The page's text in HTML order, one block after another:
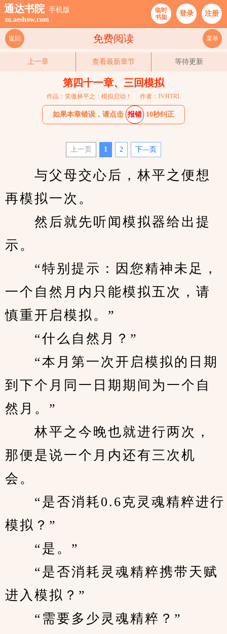
通达书院 手机版
m.aeshow.com
临时
书架
登录 注册
免费阅读
返回 菜单
上一章 查看最新章节 等待更新
第四十一章、三回模拟
作品：笑傲林平之：模拟启动！ 作者：JVHTRL
如果本章错误，请点击 报错 10秒纠正
上一页 1 2 下—页
与父母交心后，林平之便想
再模拟一次。
然后就先听闻模拟器给出提
示。
“特别提示：因您精神未足，
一个自然月内只能模拟五次，请
慎重开启模拟。”
“什么自然月？”
“本月第一次开启模拟的日期
到下个月同一日期期间为一个自
然月。”
林平之今晚也就进行两次，
那便是说一个月内还有三次机
会。
“是否消耗0.6克灵魂精粹进行
模拟？”
“是。”
“是否消耗灵魂精粹携带天赋
进入模拟？”
“需要多少灵魂精粹？”